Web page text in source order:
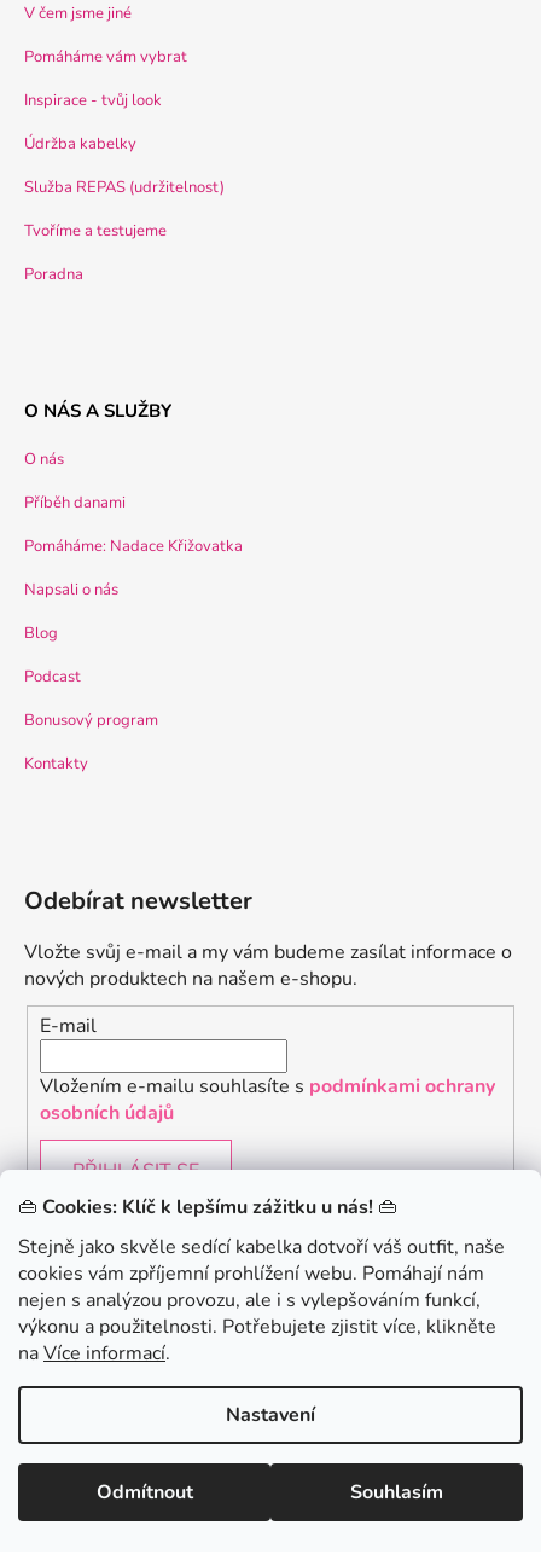
👜 Cookies: Klíč k lepšímu zážitku u nás! 👜
Stejně jako skvěle sedící kabelka dotvoří váš outfit, naše
cookies vám zpříjemní prohlížení webu. Pomáhají nám
nejen s analýzou provozu, ale i s vylepšováním funkcí,
výkonu a použitelnosti. Potřebujete zjistit více, klikněte
naVíce informací.
Nastavení
Odmítnout Souhlasím
V čem jsme jiné
Pomáháme vám vybrat
Inspirace - tvůj look
Údržba kabelky
Služba REPAS (udržitelnost)
Tvoříme a testujeme
Poradna
O NÁS A SLUŽBY
O nás
Příběh danami
Pomáháme: Nadace Křižovatka
Napsali o nás
Blog
Podcast
Bonusový program
Kontakty
Odebírat newsletter
Vložte svůj e-mail a my vám budeme zasílat informace o
nových produktech na našem e-shopu.
E-mail
Vložením e-mailu souhlasíte s podmínkami ochrany
osobních údajů
PŘIHLÁSIT SE
.
KONTAKTUJTE NÁS - jsme tady pro Vás na telefonu i
Vytvořil Shoptet
Copyright 2026danami . Všechna práva vyhrazena.
Chceš získat slevu 150Kč na svůj první nákup? Přihlaste
se k našemu newsletteru.
Minimální hodnota nákupu pro uplatnění slevy je 700 Kč.
Zásady zpracování osobních údajů